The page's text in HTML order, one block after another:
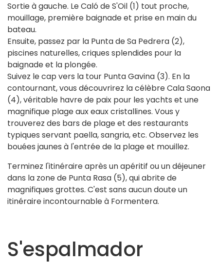
Sortie à gauche. Le Caló de S'Oil (1) tout proche,
mouillage, première baignade et prise en main du
bateau.
Ensuite, passez par la Punta de Sa Pedrera (2),
piscines naturelles, criques splendides pour la
baignade et la plongée.
Suivez le cap vers la tour Punta Gavina (3). En la
contournant, vous découvrirez la célèbre Cala Saona
(4), véritable havre de paix pour les yachts et une
magnifique plage aux eaux cristallines. Vous y
trouverez des bars de plage et des restaurants
typiques servant paella, sangria, etc. Observez les
bouées jaunes à l'entrée de la plage et mouillez.
Terminez l'itinéraire après un apéritif ou un déjeuner
dans la zone de Punta Rasa (5), qui abrite de
magnifiques grottes. C'est sans aucun doute un
itinéraire incontournable à Formentera.
S'espalmador